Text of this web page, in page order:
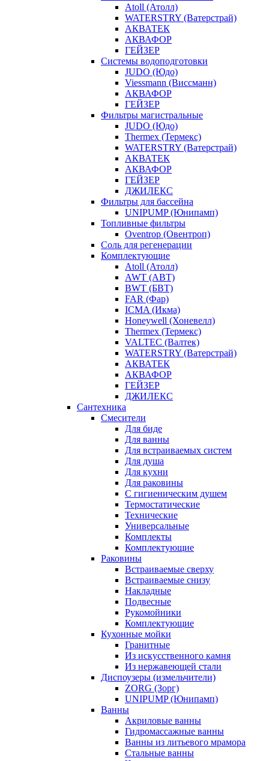
Atoll (Атолл)
WATERSTRY (Ватерстрай)
АКВАТЕК
АКВАФОР
ГЕЙЗЕР
Системы водоподготовки
JUDO (Юдо)
Viessmann (Виссманн)
АКВАФОР
ГЕЙЗЕР
Фильтры магистральные
JUDO (Юдо)
Thermex (Термекс)
WATERSTRY (Ватерстрай)
АКВАТЕК
АКВАФОР
ГЕЙЗЕР
ДЖИЛЕКС
Фильтры для бассейна
UNIPUMP (Юнипамп)
Топливные фильтры
Oventrop (Овентроп)
Соль для регенерации
Комплектующие
Atoll (Атолл)
AWT (АВТ)
BWT (БВТ)
FAR (Фар)
ICMA (Икма)
Honeywell (Хоневелл)
Thermex (Термекс)
VALTEC (Валтек)
WATERSTRY (Ватерстрай)
АКВАТЕК
АКВАФОР
ГЕЙЗЕР
ДЖИЛЕКС
Сантехника
Смесители
Для биде
Для ванны
Для встраиваемых систем
Для душа
Для кухни
Для раковины
С гигиеническим душем
Термостатические
Технические
Универсальные
Комплекты
Комплектующие
Раковины
Встраиваемые сверху
Встраиваемые снизу
Накладные
Подвесные
Рукомойники
Комплектующие
Кухонные мойки
Гранитные
Из искусственного камня
Из нержавеющей стали
Диспоузеры (измельчители)
ZORG (Зорг)
UNIPUMP (Юнипамп)
Ванны
Акриловые ванны
Гидромассажные ванны
Ванны из литьевого мрамора
Стальные ванны